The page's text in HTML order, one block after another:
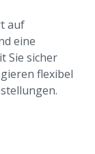
auf
eine
Sie sicher
flexibel